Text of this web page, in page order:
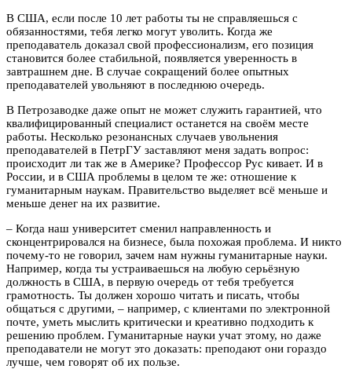
В США, если после 10 лет работы ты не справляешься с
обязанностями, тебя легко могут уволить. Когда же
преподаватель доказал свой профессионализм, его позиция
становится более стабильной, появляется уверенность в
завтрашнем дне. В случае сокращений более опытных
преподавателей увольняют в последнюю очередь.
В Петрозаводке даже опыт не может служить гарантией, что
квалифицированный специалист останется на своём месте
работы. Несколько резонансных случаев увольнения
преподавателей в ПетрГУ заставляют меня задать вопрос:
происходит ли так же в Америке? Профессор Рус кивает. И в
России, и в США проблемы в целом те же: отношение к
гуманитарным наукам. Правительство выделяет всё меньше и
меньше денег на их развитие.
– Когда наш университет сменил направленность и
сконцентрировался на бизнесе, была похожая проблема. И никто
почему-то не говорил, зачем нам нужны гуманитарные науки.
Например, когда ты устраиваешься на любую серьёзную
должность в США, в первую очередь от тебя требуется
грамотность. Ты должен хорошо читать и писать, чтобы
общаться с другими, – например, с клиентами по электронной
почте, уметь мыслить критически и креативно подходить к
решению проблем. Гуманитарные науки учат этому, но даже
преподаватели не могут это доказать: преподают они гораздо
лучше, чем говорят об их пользе.